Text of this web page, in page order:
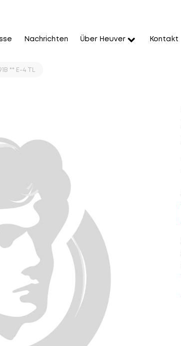
Nachrichten Über Heuver Kontakt
** E-4 TL